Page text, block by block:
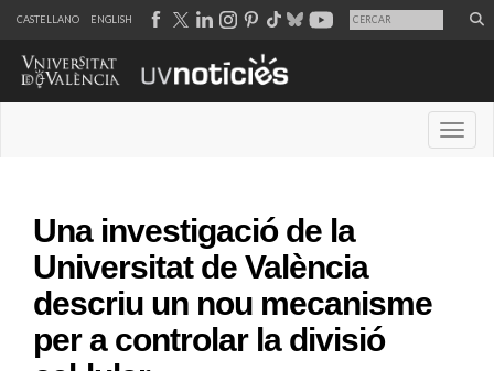
CASTELLANO ENGLISH
Una investigació de la
Universitat de València
descriu un nou mecanisme
per a controlar la divisió